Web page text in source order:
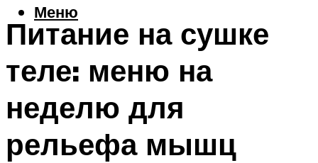
Меню
Питание на сушке
теле: меню на
неделю для
рельефа мышц